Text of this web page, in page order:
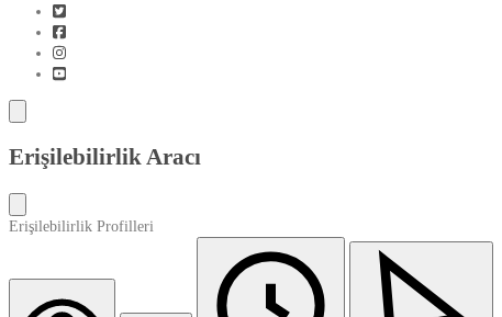
Erişilebilirlik Aracı
Erişilebilirlik Profilleri